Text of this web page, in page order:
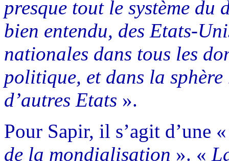
presque tout le système
bien entendu, des Etats-
nationales dans tous les
politique, et dans la
d’autres Etats ».
Pour Sapir, il s’agit d’une
de la mondialisation ». «